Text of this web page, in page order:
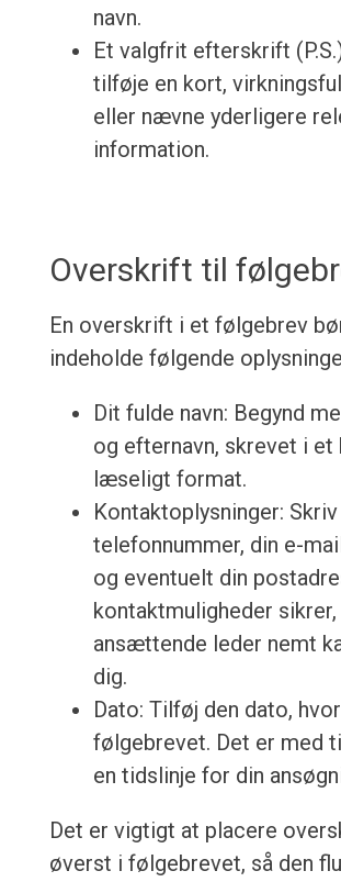
navn.
Et valgfrit efterskrift
tilføje en kort,
eller nævne yderligere
information.
Overskrift til
En overskrift i et følgebrev
indeholde følgende
Dit fulde navn: Begynd
og efternavn, skrevet i et
læseligt format.
Kontaktoplysninger:
telefonnummer, din e-
og eventuelt din
kontaktmuligheder sikrer,
ansættende leder nemt
dig.
Dato: Tilføj den dato,
følgebrevet. Det er med
en tidslinje for din
Det er vigtigt at placere
øverst i følgebrevet, så den